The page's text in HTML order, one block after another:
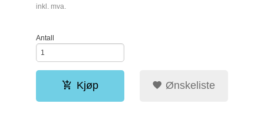
inkl. mva.
Antall
Kjøp Ønskeliste